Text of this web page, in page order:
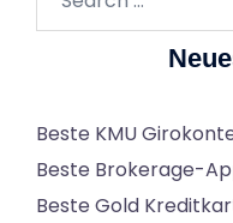
Beste KMU
Beste Brokerage-
Beste Gold